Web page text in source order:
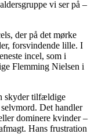
vi ser på –
der på det mørke
forsvindende lille. I
incel, som i
Flemming Nielsen i
skyder tilfældige
Det handler
dominere kvinder –
Hans frustration